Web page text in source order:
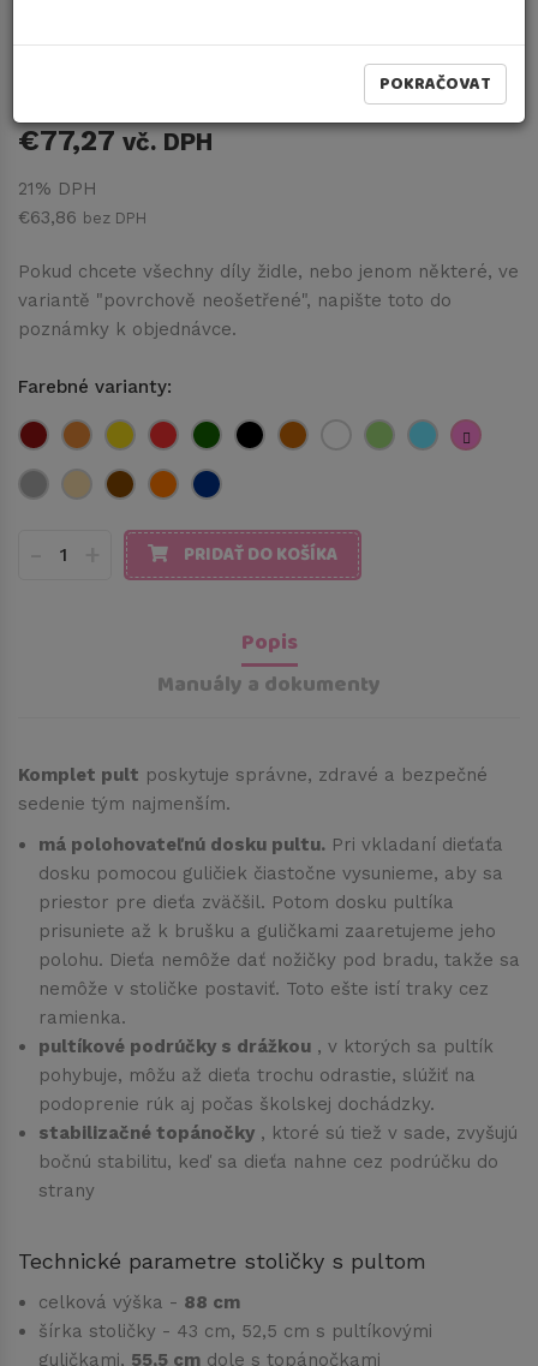
€77,27vč. DPH
21% DPH
€63,86 bez DPH
Pokud chcete všechny díly židle, nebo jenom některé, ve
variantě "povrchově neošetřené", napište toto do
poznámky k objednávce.
Farebné varianty:
PRIDAŤ DO KOŠÍKA
Popis
Manuály a dokumenty
Komplet pult poskytuje správne, zdravé a bezpečné
sedenie tým najmenším.
má polohovateľnú dosku pultu. Pri vkladaní dieťaťa
dosku pomocou guličiek čiastočne vysunieme, aby sa
priestor pre dieťa zväčšil. Potom dosku pultíka
prisuniete až k brušku a guličkami zaaretujeme jeho
polohu. Dieťa nemôže dať nožičky pod bradu, takže sa
nemôže v stoličke postaviť. Toto ešte istí traky cez
ramienka.
pultíkové podrúčky s drážkou , v ktorých sa pultík
pohybuje, môžu až dieťa trochu odrastie, slúžiť na
podoprenie rúk aj počas školskej dochádzky.
stabilizačné topánočky , ktoré sú tiež v sade, zvyšujú
bočnú stabilitu, keď sa dieťa nahne cez podrúčku do
strany
Technické parametre stoličky s pultom
celková výška - 88 cm
šírka stoličky - 43 cm, 52,5 cm s pultíkovými
guličkami, 55,5 cm dole s topánočkami
POKRAČOVAT